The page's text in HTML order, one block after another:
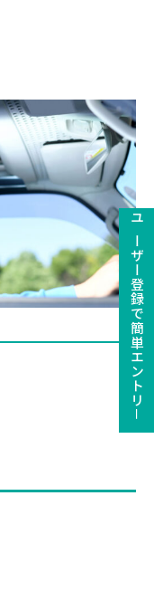
ユーザー登録で簡単エントリ－